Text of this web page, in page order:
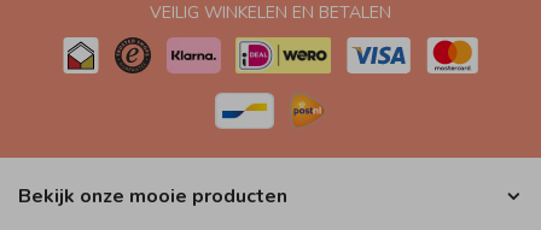
VEILIG WINKELEN EN BETALEN
Bekijk onze mooie producten